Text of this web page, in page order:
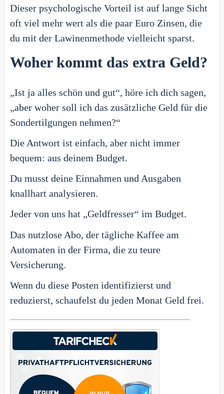
Dieser psychologische Vorteil ist auf lange Sicht
oft viel mehr wert als die paar Euro Zinsen, die
du mit der Lawinenmethode vielleicht sparst.
Woher kommt das extra Geld?
„Ist ja alles schön und gut“, höre ich dich sagen,
„aber woher soll ich das zusätzliche Geld für die
Sondertilgungen nehmen?“
Die Antwort ist einfach, aber nicht immer
bequem: aus deinem Budget.
Du musst deine Einnahmen und Ausgaben
knallhart analysieren.
Jeder von uns hat „Geldfresser“ im Budget.
Das nutzlose Abo, der tägliche Kaffee am
Automaten in der Firma, die zu teure
Versicherung.
Wenn du diese Posten identifizierst und
reduzierst, schaufelst du jeden Monat Geld frei.